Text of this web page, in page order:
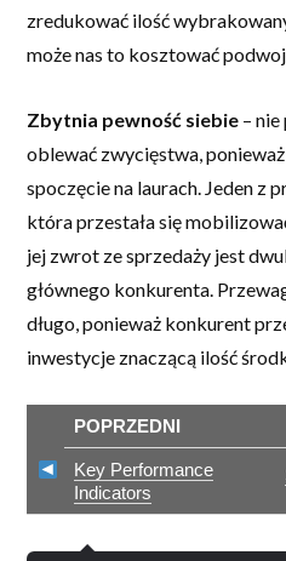
zredukować ilość
może nas to kosztować
Zbytnia pewność siebie –
oblewać zwycięstwa,
spoczęcie na laurach. Jeden z
która przestała się
jej zwrot ze sprzedaży jest
głównego konkurenta.
długo, ponieważ konkurent
inwestycje znaczącą ilość
POPRZEDNI
Key Performance
Indicators